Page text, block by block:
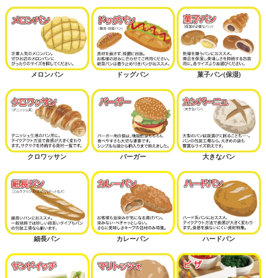
メロンパン ドッグパン 菓子パン(保湿)
クロワッサン バーガー 大きなパン
細長パン カレーパン ハードパン